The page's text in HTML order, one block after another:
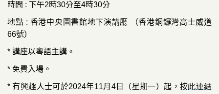
時間 : 下午2時30分至4時30分
地點 : 香港中央圖書館地下演講廳
（香港銅鑼灣高士威道
66號）
* 講座以粵語主講。
* 免費入場。
* 有興趣人士可於2024年11月4日（星期一）起，按此連結